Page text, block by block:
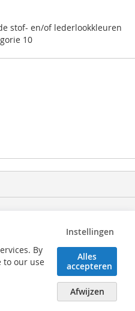
stof- en/of lederlookkleuren
10
By
to our use
Instellingen
Alles
accepteren
Afwijzen